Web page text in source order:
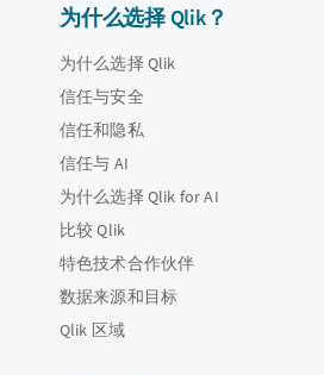
为什么选择 Qlik？
为什么选择 Qlik
信任与安全
信任和隐私
信任与 AI
为什么选择 Qlik for AI
比较 Qlik
特色技术合作伙伴
数据来源和目标
Qlik 区域